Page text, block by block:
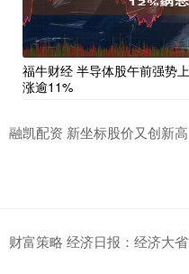
福牛财经 半导体股午前强势
涨逾11%
融凯配资 新坐标股价又创新
财富策略 经济日报：经济大省